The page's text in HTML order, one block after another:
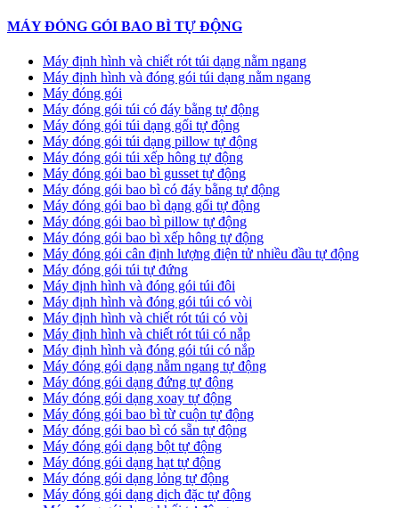
MÁY ĐÓNG GÓI BAO BÌ TỰ ĐỘNG
Máy định hình và chiết rót túi dạng nằm ngang
Máy định hình và đóng gói túi dạng nằm ngang
Máy đóng gói
Máy đóng gói túi có đáy bằng tự động
Máy đóng gói túi dạng gối tự động
Máy đóng gói túi dạng pillow tự động
Máy đóng gói túi xếp hông tự động
Máy đóng gói bao bì gusset tự động
Máy đóng gói bao bì có đáy bằng tự động
Máy đóng gói bao bì dạng gối tự động
Máy đóng gói bao bì pillow tự động
Máy đóng gói bao bì xếp hông tự động
Máy đóng gói cân định lượng điện tử nhiều đầu tự động
Máy đóng gói túi tự đứng
Máy định hình và đóng gói túi đôi
Máy định hình và đóng gói túi có vòi
Máy định hình và chiết rót túi có vòi
Máy định hình và chiết rót túi có nắp
Máy định hình và đóng gói túi có nắp
Máy đóng gói dạng nằm ngang tự động
Máy đóng gói dạng đứng tự động
Máy đóng gói dạng xoay tự động
Máy đóng gói bao bì từ cuộn tự động
Máy đóng gói bao bì có sẵn tự động
Máy đóng gói dạng bột tự động
Máy đóng gói dạng hạt tự động
Máy đóng gói dạng lỏng tự động
Máy đóng gói dạng dịch đặc tự động